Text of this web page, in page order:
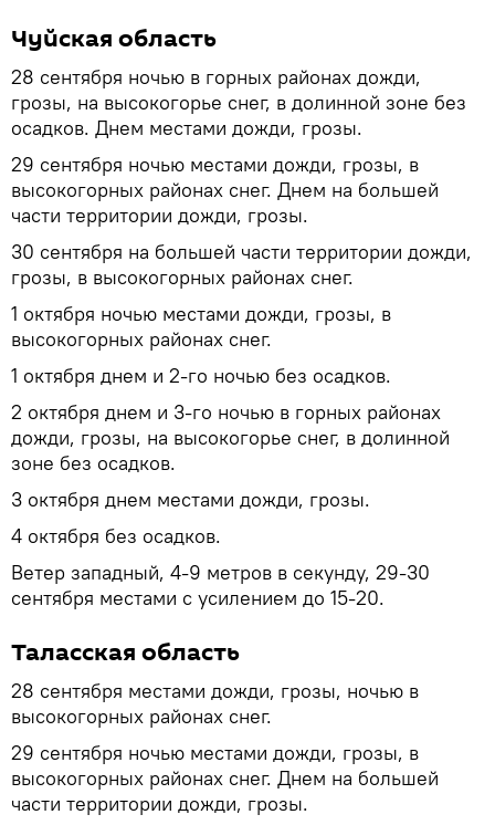
Чуйская область
28 сентября ночью в горных районах дожди,
грозы, на высокогорье снег, в долинной зоне без
осадков. Днем местами дожди, грозы.
29 сентября ночью местами дожди, грозы, в
высокогорных районах снег. Днем на большей
части территории дожди, грозы.
30 сентября на большей части территории дожди,
грозы, в высокогорных районах снег.
1 октября ночью местами дожди, грозы, в
высокогорных районах снег.
1 октября днем и 2-го ночью без осадков.
2 октября днем и 3-го ночью в горных районах
дожди, грозы, на высокогорье снег, в долинной
зоне без осадков.
3 октября днем местами дожди, грозы.
4 октября без осадков.
Ветер западный, 4-9 метров в секунду, 29-30
сентября местами с усилением до 15-20.
Таласская область
28 сентября местами дожди, грозы, ночью в
высокогорных районах снег.
29 сентября ночью местами дожди, грозы, в
высокогорных районах снег. Днем на большей
части территории дожди, грозы.